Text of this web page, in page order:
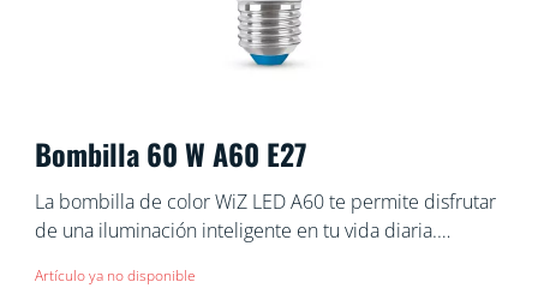
Bombilla 60 W A60 E27
La bombilla de color WiZ LED A60 te permite disfrutar
de una iluminación inteligente en tu vida diaria.
Artículo ya no disponible